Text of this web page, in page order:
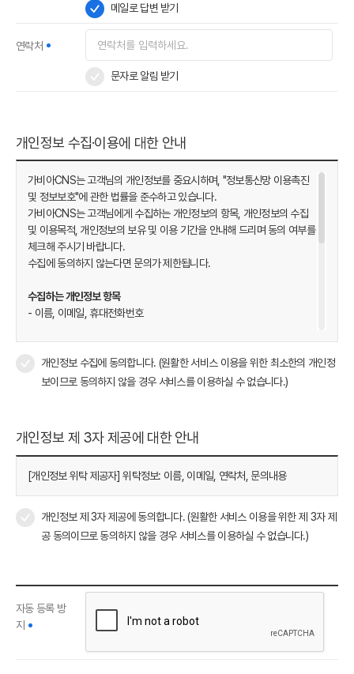
메일로 답변 받기
연락처
문자로 알림 받기
개인정보 수집·이용에 대한 안내
가비아CNS는 고객님의 개인정보를 중요시하며, "정보통신망 이용촉진
및 정보보호"에 관한 법률을 준수하고 있습니다.
가비아CNS는 고객님에게 수집하는 개인정보의 항목, 개인정보의 수집
및 이용목적, 개인정보의 보유 및 이용 기간을 안내해 드리며 동의 여부를
체크해 주시기 바랍니다.
수집에 동의하지 않는다면 문의가 제한됩니다.
수집하는 개인정보 항목
- 이름, 이메일, 휴대전화번호
개인정보의 수집 및 이용 목적
- 이름, 이메일, 휴대전화: 문의 사항에 대한 답변을 전달하기 위한 의사소
통 경로의 확보
원칙적으로 개인정보의 수집∙이용 목적 달성 시 바로 파기합니다.
수집∙이용 목적을 달성한 경우에도 법률의 규정에 따라 보존할 필요가 있
- 계약 또는 청약 철회 등에 관한 기록 : 5년
- 대금결제 및 재화 등의 공급에 관한 기록 : 5년
- 소비자의 불만 또는 분쟁 처리에 관한 기록 : 3년 등
개인정보 수집에 동의합니다. (원활한 서비스 이용을 위한 최소한의 개인정
보이므로 동의하지 않을 경우 서비스를 이용하실 수 없습니다.)
개인정보 제 3자 제공에 대한 안내
[개인정보 위탁 제공자] 위탁정보: 이름, 이메일, 연락처, 문의내용
개인정보 제 3자 제공에 동의합니다. (원활한 서비스 이용을 위한 제 3자 제
공 동의이므로 동의하지 않을 경우 서비스를 이용하실 수 없습니다.)
자동 등록 방
지
ISMS 인증 정보
인증범위 : 클릭엔, 퍼스트몰, 이셀러스,
가비아CNS마케팅센터